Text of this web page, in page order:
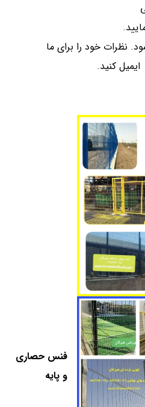
نظرات خود را برای ما
فنس حصاری
و پایه